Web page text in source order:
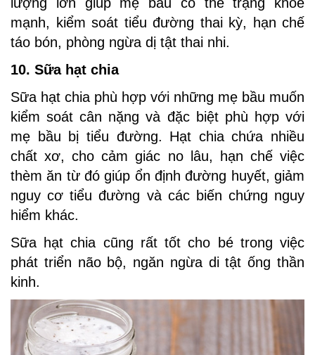
mạnh, kiểm soát tiểu đường thai kỳ, hạn chế
táo bón, phòng ngừa dị tật thai nhi.
10. Sữa hạt chia
Sữa hạt chia phù hợp với những mẹ bầu muốn
kiểm soát cân nặng và đặc biệt phù hợp với
mẹ bầu bị tiểu đường. Hạt chia chứa nhiều
chất xơ, cho cảm giác no lâu, hạn chế việc
thèm ăn từ đó giúp ổn định đường huyết, giảm
nguy cơ tiểu đường và các biến chứng nguy
hiểm khác.
Sữa hạt chia cũng rất tốt cho bé trong việc
phát triển não bộ, ngăn ngừa di tật ống thần
kinh.